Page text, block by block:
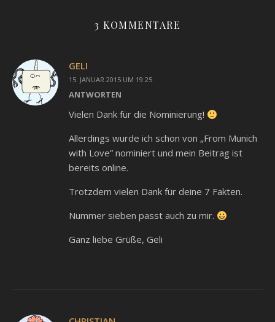
3 KOMMENTARE
GELI
15. JANUAR 2015 UM 19:25
ANTWORTEN
Vielen Dank für die Nominierung!
Allerdings wurde ich schon von „From Munich
with Love” nominiert und mein Beitrag ist
bereits online.
Trotzdem vielen Dank für deine 7 Fakten.
Nummer sieben passt auch zu mir.
Ganz liebe Grüße, Geli